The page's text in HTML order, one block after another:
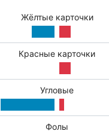
Жёлтые карточки
Красные карточки
Угловые
Фолы